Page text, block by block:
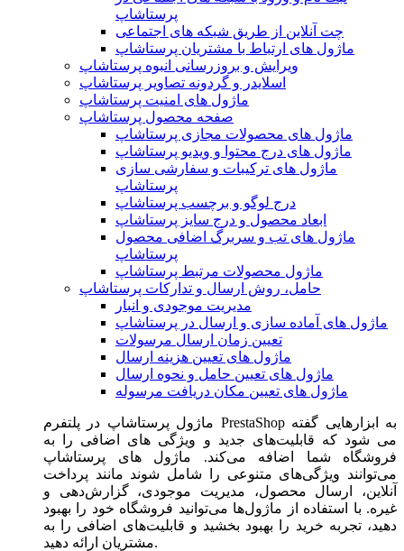
پرستاشاپ
چت آنلاین از طریق شبکه های اجتماعی
ماژول های ارتباط با مشتریان پرستاشاپ
ویرایش و بروزرسانی انبوه پرستاشاپ
اسلایدر و گردونه تصاویر پرستاشاپ
ماژول های امنیت پرستاشاپ
صفحه محصول پرستاشاپ
ماژول های محصولات مجازی پرستاشاپ
ماژول های درج محتوا و ویدیو پرستاشاپ
ماژول های ترکیبات و سفارشی سازی
پرستاشاپ
درج لوگو و برچسب پرستاشاپ
ابعاد محصول و درج سایز پرستاشاپ
ماژول های تب و سربرگ اضافی محصول
پرستاشاپ
ماژول محصولات مرتبط پرستاشاپ
حامل، روش ارسال و تدارکات پرستاشاپ
مدیریت موجودی و انبار
ماژول های آماده سازی و ارسال در پرستاشاپ
تعیین زمان ارسال مرسولات
ماژول های تعیین هزینه ارسال
ماژول های تعیین حامل و نحوه ارسال
ماژول های تعیین مکان دریافت مرسوله
ماژول‌ پرستاشاپ در پلتفرم PrestaShop به ابزارهایی گفته
می شود که قابلیت‌های جدید و ویژگی های اضافی را به
فروشگاه شما اضافه می‌کند. ماژول های پرستاشاپ
می‌توانند ویژگی‌های متنوعی را شامل شوند مانند پرداخت
آنلاین، ارسال محصول، مدیریت موجودی، گزارش‌دهی و
غیره. با استفاده از ماژول‌ها می‌توانید فروشگاه خود را بهبود
دهید، تجربه خرید را بهبود بخشید و قابلیت‌های اضافی را به
مشتریان ارائه دهید.